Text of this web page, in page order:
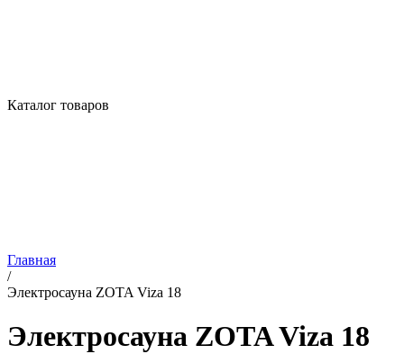
Каталог товаров
Главная
/
Электросауна ZOTA Viza 18
Электросауна ZOTA Viza 18